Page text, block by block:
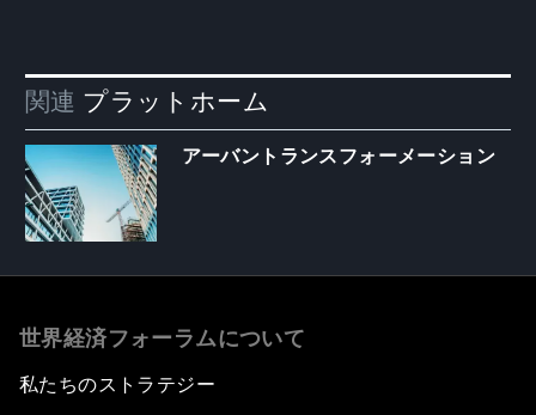
関連 プラットホーム
アーバントランスフォーメーション
世界経済フォーラムについて
私たちのストラテジー